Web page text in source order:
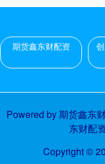
期货鑫东财配资
Powered by期货鑫东
东财配
Copyright©